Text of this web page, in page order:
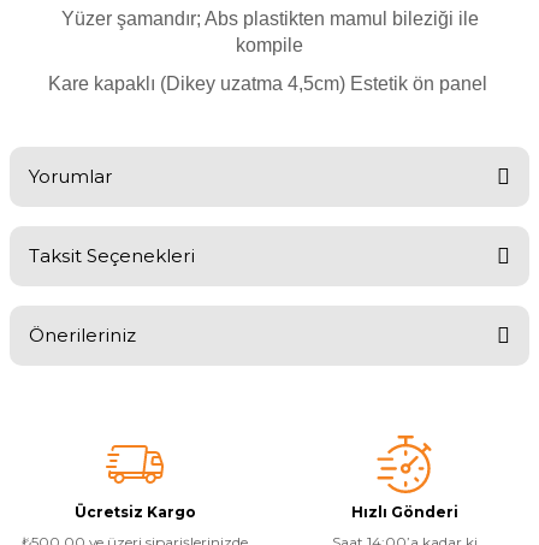
Temizleyici
Ayak Havuzu
Bahçe Havuz
Havuz Robotu Yedek
Havuz Güvenlik
Havuz
Yüzer şamandır; Abs plastikten mamul bileziği ile
kompile
Kare kapaklı (Dikey uzatma 4,5cm) Estetik ön panel
Yorumlar
Taksit Seçenekleri
Önerileriniz
Görüş ve önerileriniz için teşekkür ederiz.
Ürün resmi kalitesiz, bozuk veya görüntülenemiyor.
Ücretsiz Kargo
Hızlı Gönderi